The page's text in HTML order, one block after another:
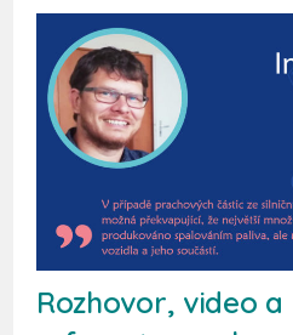
Rozhovor, video